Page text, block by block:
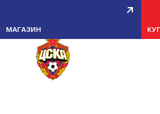
МАГАЗИНКОМАНДЕ 2006
РОЖДЕНИЯ
ЧЕМПИОНСКИЙ